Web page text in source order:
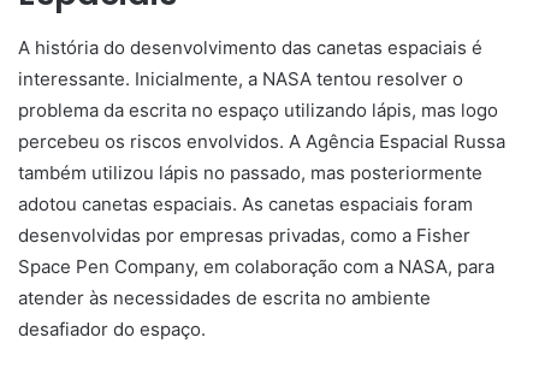
A história do desenvolvimento das canetas espaciais é
interessante. Inicialmente, a NASA tentou resolver o
problema da escrita no espaço utilizando lápis, mas logo
percebeu os riscos envolvidos. A Agência Espacial Russa
também utilizou lápis no passado, mas posteriormente
adotou canetas espaciais. As canetas espaciais foram
desenvolvidas por empresas privadas, como a Fisher
Space Pen Company, em colaboração com a NASA, para
atender às necessidades de escrita no ambiente
desafiador do espaço.